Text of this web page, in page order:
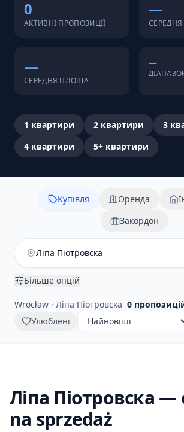
0
АКТИВНІ ПРОПОЗИЦІЇ
—
СЕРЕДНЯ
—
СЕРЕДНЯ ПЛОЩА
—
1 квартири 2 квартири 3
4 квартири 5+ квартири
Купівля Оренда
Закордон
Більше опцій
Wrocław · Ліпа Піотровска 0
Улюблені
Ліпа Піотровска
na sprzedaż